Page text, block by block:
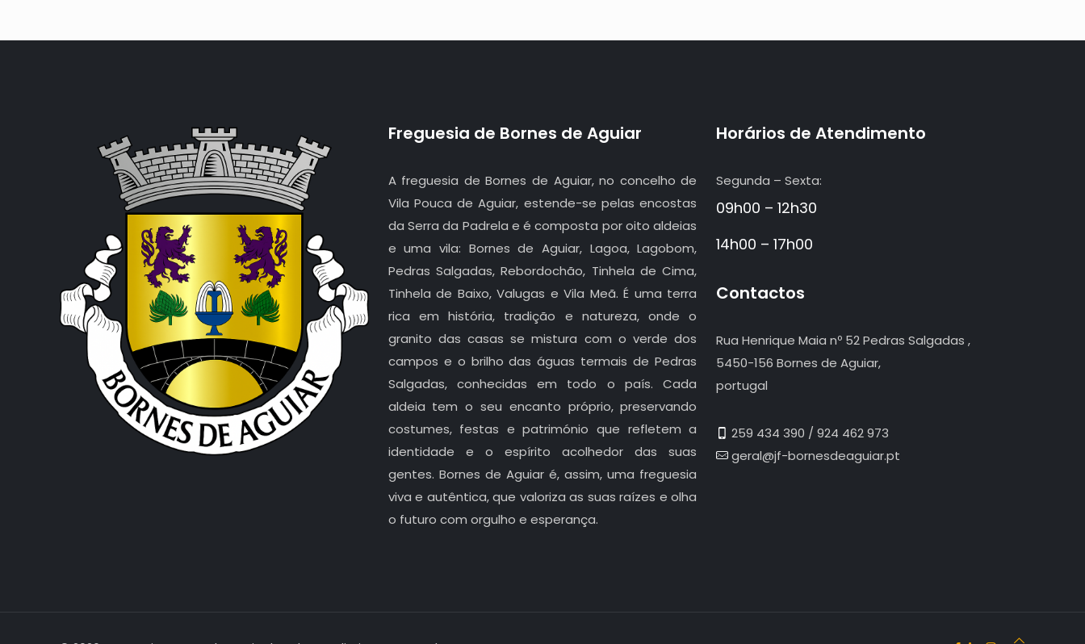
Freguesia de Bornes de Aguiar
A freguesia de Bornes de Aguiar, no concelho de
Vila Pouca de Aguiar, estende-se pelas encostas
da Serra da Padrela e é composta por oito aldeias
e uma vila: Bornes de Aguiar, Lagoa, Lagobom,
Pedras Salgadas, Rebordochão, Tinhela de Cima,
Tinhela de Baixo, Valugas e Vila Meã. É uma terra
rica em história, tradição e natureza, onde o
granito das casas se mistura com o verde dos
campos e o brilho das águas termais de Pedras
Salgadas, conhecidas em todo o país. Cada
aldeia tem o seu encanto próprio, preservando
costumes, festas e património que refletem a
identidade e o espírito acolhedor das suas
gentes. Bornes de Aguiar é, assim, uma freguesia
viva e autêntica, que valoriza as suas raízes e olha
o futuro com orgulho e esperança.
Horários de Atendimento
Segunda – Sexta:
09h00 – 12h30
14h00 – 17h00
Contactos
Rua Henrique Maia nº 52 Pedras Salgadas ,
5450-156 Bornes de Aguiar,
portugal
259 434 390 / 924 462 973
geral@jf-bornesdeaguiar.pt